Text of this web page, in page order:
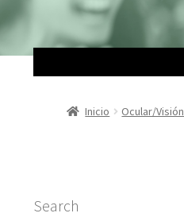
Inicio Ocular/Visión
Search